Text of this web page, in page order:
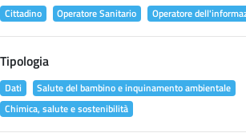
Cittadino Operatore Sanitario Operatore
Tipologia
Dati
Salute del bambino e inquinamento ambientale
Chimica, salute e sostenibilità